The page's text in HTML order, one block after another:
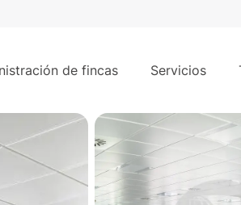
de fincas Servicios
- Vía de los Poblados, Madrid.